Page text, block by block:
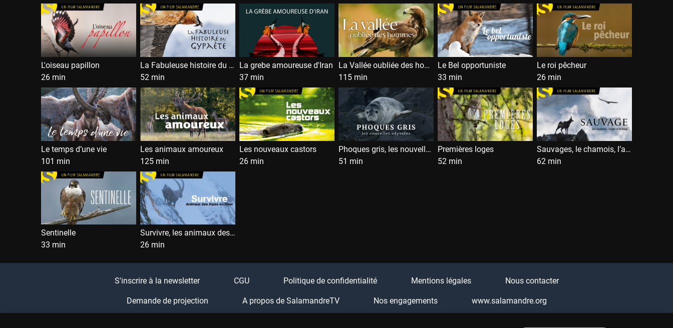
L'oiseau papillon
26 min
La Fabuleuse histoire du Gypaète
52 min
La grebe amoureuse d'Iran
37 min
La Vallée oubliée des hommes
115 min
Le Bel opportuniste
33 min
Le roi pêcheur
26 min
Le temps d’une vie
101 min
Les animaux amoureux
125 min
Les nouveaux castors
26 min
Phoques gris, les nouvelles odyssées
51 min
Premières loges
52 min
Sauvages, le chamois, l’aigle et le loup
62 min
Sentinelle
33 min
Survivre, les animaux des alpes en hiver
26 min
S'inscrire à la newsletter CGU Politique de confidentialité Mentions légales Nous contacter
Demande de projection A propos de SalamandreTV Nos engagements www.salamandre.org